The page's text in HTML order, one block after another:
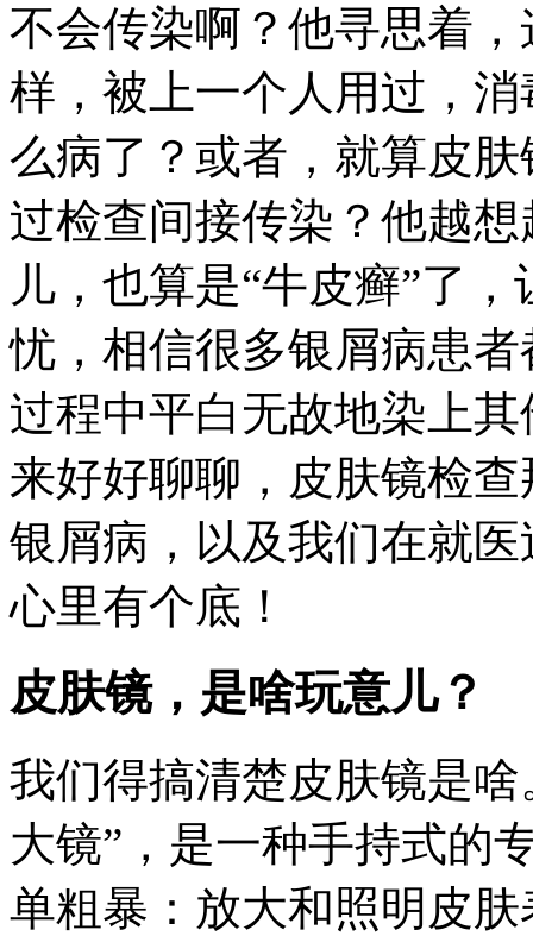
不会传染啊？他寻思着
样，被上一个人用过，
么病了？或者，就算皮
过检查间接传染？他越
儿，也算是“牛皮癣”了
忧，相信很多银屑病患
过程中平白无故地染上
来好好聊聊，皮肤镜检
银屑病，以及我们在就
心里有个底！
皮肤镜，是啥玩意儿？
我们得搞清楚皮肤镜是
大镜”，是一种手持式的
单粗暴：放大和照明皮